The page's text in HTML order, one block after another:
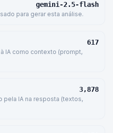
gemini-2.5-flash
para gerar esta análise.
617
IA como contexto (prompt,
3,878
pela IA na resposta (textos,